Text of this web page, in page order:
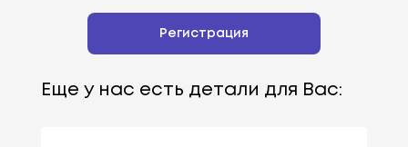
Регистрация
Еще у нас есть детали для Вас: